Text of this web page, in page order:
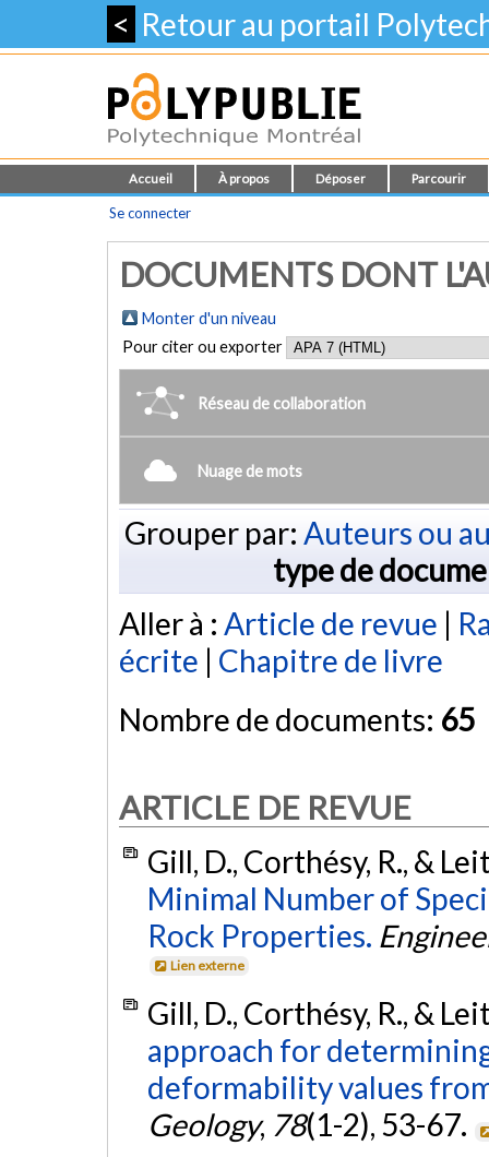
< Retour au portail
Accueil À propos Déposer Parcourir
Se connecter
DOCUMENTS DONT
Monter d'un niveau
Pour citer ou exporter
Réseau de collaboration
Nuage de mots
Grouper par: Auteurs ou
type de
Aller à : Article de revue |
écrite | Chapitre de livre
Nombre de documents: 65
ARTICLE DE REVUE
Gill, D., Corthésy, R., &
Minimal Number of
Rock Properties.
Lien externe
Gill, D., Corthésy, R., &
approach for
deformability values
Geology, 78(1-2), 53-67.